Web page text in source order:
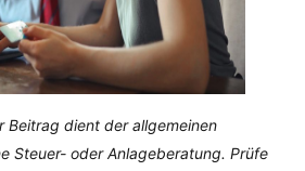
Beitrag dient der allgemeinen
Steuer- oder Anlageberatung. Prüfe